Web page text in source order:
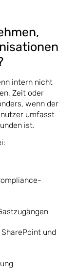
intern nicht
Zeit oder
wenn der
umfasst
ist.
und